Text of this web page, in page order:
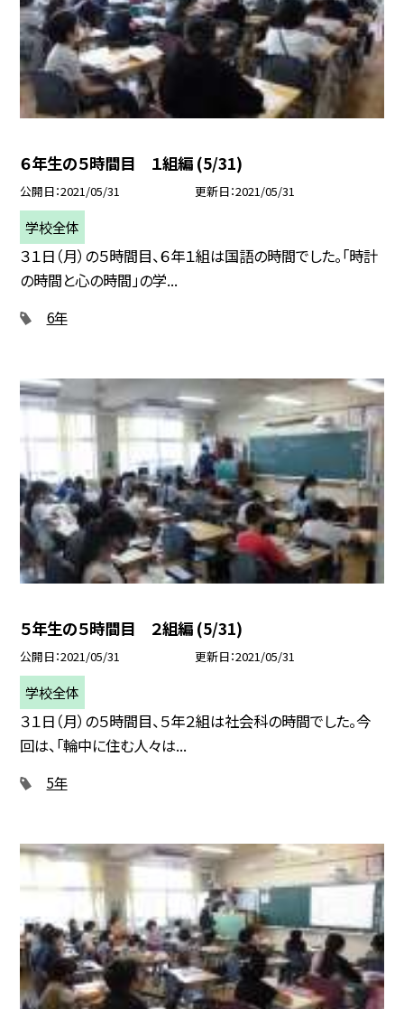
６年生の５時間目 １組編 (5/31)
公開日 2021/05/31 更新日 2021/05/31
学校全体
３１日（月）の５時間目、６年１組は国語の時間でした。「時計
の時間と心の時間」の学...
6年
５年生の５時間目 ２組編 (5/31)
公開日 2021/05/31 更新日 2021/05/31
学校全体
３１日（月）の５時間目、５年２組は社会科の時間でした。今
回は、「輪中に住む人々は...
5年